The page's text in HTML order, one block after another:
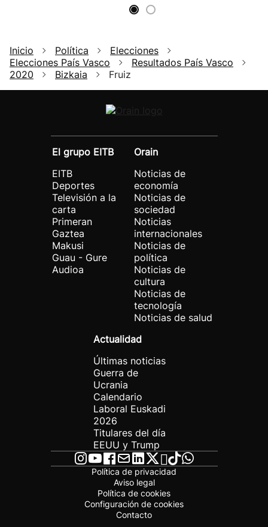
Inicio Política
Elecciones
Elecciones País Vasco
Resultados País Vasco
2020
Bizkaia Fruiz
El grupo EITB
EITB
Deportes
Televisión a la
carta
Primeran
Gaztea
Makusi
Guau - Gure
Audioa
Orain
Noticias de
economía
Noticias de
sociedad
Noticias
internacionales
Noticias de
política
Noticias de
cultura
Noticias de
tecnología
Noticias de salud
Actualidad
Últimas noticias
Guerra de
Ucrania
Calendario
Laboral Euskadi
2026
Titulares del día
EEUU y Trump
Política de privacidad
Aviso legal
Política de cookies
Configuración de cookies
Contacto